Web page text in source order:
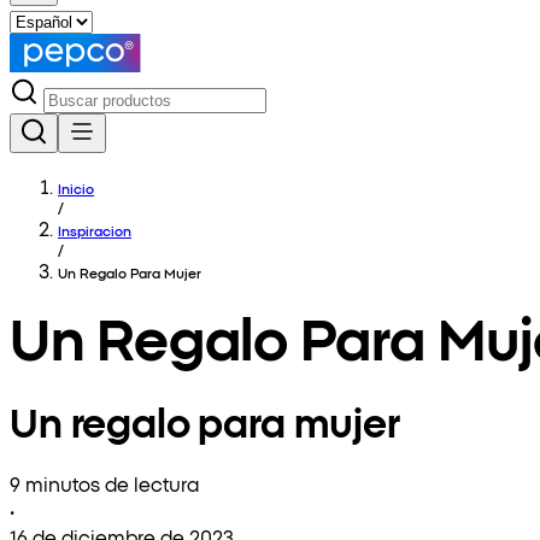
Inicio
/
Inspiracion
/
Un Regalo Para Mujer
Un Regalo Para
Un regalo para mujer
9 minutos de lectura
•